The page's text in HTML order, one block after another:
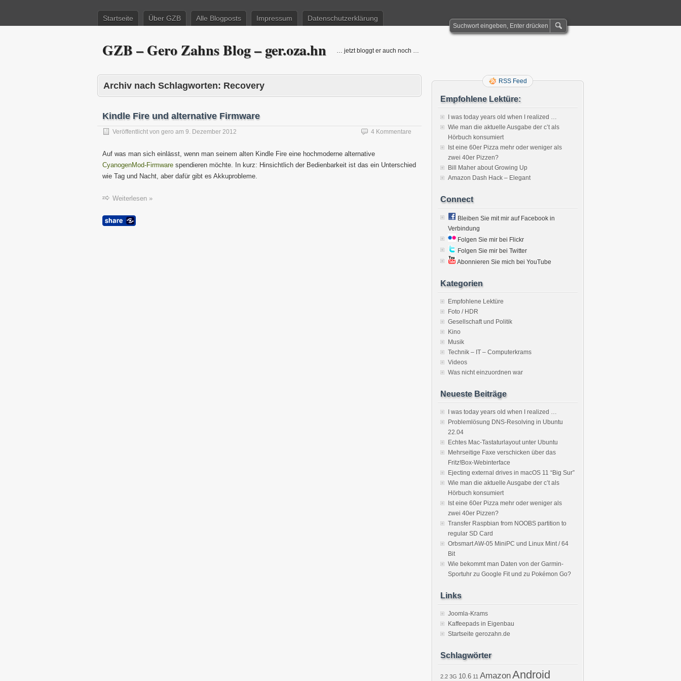
Startseite Über GZB Alle Blogposts Impressum Datenschutzerklärung
GZB – Gero Zahns Blog – ger.oza.hn … jetzt bloggt er auch noch …
Archiv nach Schlagworten: Recovery
Kindle Fire und alternative Firmware
Veröffentlicht von gero am 9. Dezember 2012 4 Kommentare
Auf was man sich einlässt, wenn man seinem alten Kindle Fire eine hochmoderne alternative
CyanogenMod-Firmware spendieren möchte. In kurz: Hinsichtlich der Bedienbarkeit ist das ein Unterschied
wie Tag und Nacht, aber dafür gibt es Akkuprobleme.
Weiterlesen »
RSS Feed
Empfohlene Lektüre:
I was today years old when I realized …
Wie man die aktuelle Ausgabe der c’t als
Hörbuch konsumiert
Ist eine 60er Pizza mehr oder weniger als
zwei 40er Pizzen?
Bill Maher about Growing Up
Amazon Dash Hack – Elegant
Connect
Bleiben Sie mit mir auf Facebook in
Verbindung
Folgen Sie mir bei Flickr
Folgen Sie mir bei Twitter
Abonnieren Sie mich bei YouTube
Kategorien
Empfohlene Lektüre
Foto / HDR
Gesellschaft und Politik
Kino
Musik
Technik – IT – Computerkrams
Videos
Was nicht einzuordnen war
Neueste Beiträge
I was today years old when I realized …
Problemlösung DNS-Resolving in Ubuntu
22.04
Echtes Mac-Tastaturlayout unter Ubuntu
Mehrseitige Faxe verschicken über das
Fritz!Box-Webinterface
Ejecting external drives in macOS 11 “Big Sur”
Wie man die aktuelle Ausgabe der c’t als
Hörbuch konsumiert
Ist eine 60er Pizza mehr oder weniger als
zwei 40er Pizzen?
Transfer Raspbian from NOOBS partition to
regular SD Card
Orbsmart AW-05 MiniPC und Linux Mint / 64
Bit
Wie bekommt man Daten von der Garmin-
Sportuhr zu Google Fit und zu Pokémon Go?
Links
Joomla-Krams
Kaffeepads in Eigenbau
Startseite gerozahn.de
Schlagwörter
2.2 3G 10.6 11 AmazonAndroid